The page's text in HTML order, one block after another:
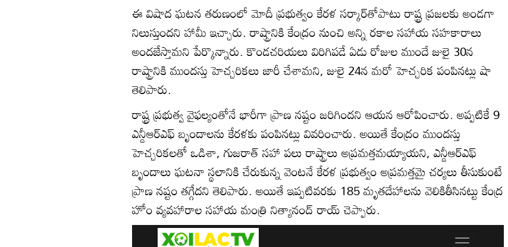
ఈ విషాద ఘటన తరుణంలో మోదీ ప్రభుత్వం కేరళ సర్కార్‌తోపాటు రాష్ట్ర ప్రజలకు అండగా
నిలుస్తుందని హామీ ఇచ్చారు. రాష్ట్రానికి కేంద్రం నుంచి అన్ని రకాల సహాయ సహకారాలు
అందజేస్తామని పేర్కొన్నారు. కొండచరియలు విరిగిపడే ఏడు రోజుల ముందే జులై 30న
రాష్ట్రానికి ముందస్తు హెచ్చరికలు జారీ చేశామని, జులై 24న మరో హెచ్చరిక పంపినట్లు షా
తెలిపారు.
రాష్ట్ర ప్రభుత్వ వైఫల్యంతోనే భారీగా ప్రాణ నష్టం జరిగిందని ఆయన ఆరోపించారు. అప్పటికే 9
ఎన్డీఆర్ఎఫ్ బృందాలను కేరళకు పంపినట్లు వివరించారు. అయితే కేంద్రం ముందస్తు
హెచ్చరికలతో ఒడిశా, గుజరాత్‌ సహా పలు రాష్ట్రాలు అప్రమత్తమయ్యాయని, ఎన్డీఆర్ఎఫ్
బృందాలు ఘటనా స్థలానికి చేరుకున్న వెంటనే కేరళ ప్రభుత్వం అప్రమత్తమై చర్యలు తీసుకుంటే
ప్రాణ నష్టం తగ్గేదని తెలిపారు. అయితే ఇప్పటివరకు 185 మృతదేహాలను వెలికితీసినట్టు కేంద్ర
హోం వ్యవహారాల సహాయ మంత్రి నిత్యానంద్ రాయ్ చెప్పారు.